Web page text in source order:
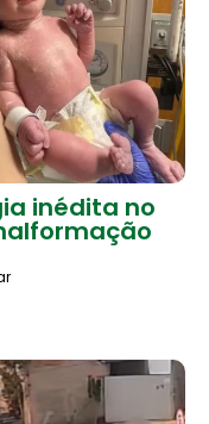
inédita no